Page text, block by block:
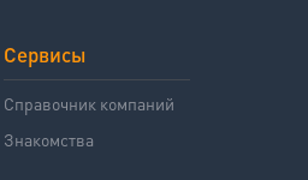
Сервисы
Справочник компаний
Знакомства